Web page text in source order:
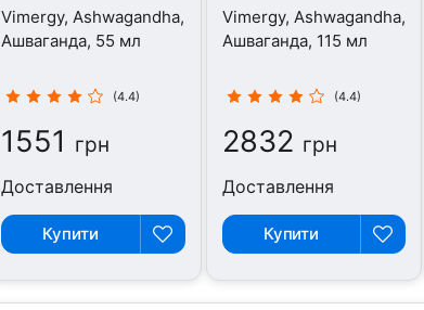
Vimergy, Ashwagandha,
Ашваганда, 55 мл
(4.4)
1551 грн
Доставлення
Купити
Vimergy, Ashwagandha,
Ашваганда, 115 мл
(4.4)
2832 грн
Доставлення
Купити